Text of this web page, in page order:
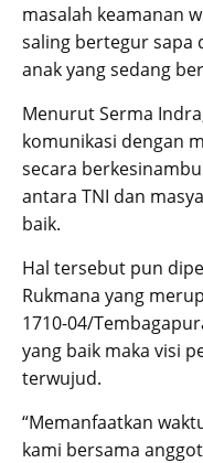
masalah keamanan
saling bertegur sapa
anak yang sedang
Menurut Serma
komunikasi dengan
secara
antara TNI dan
baik.
Hal tersebut pun
Rukmana yang
1710-04/
yang baik maka visi
terwujud.
“Memanfaatkan
kami bersama